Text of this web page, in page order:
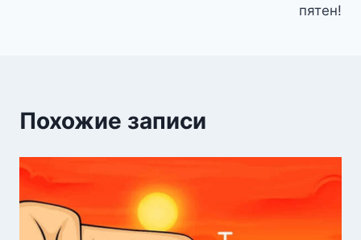
пятен!
Похожие записи